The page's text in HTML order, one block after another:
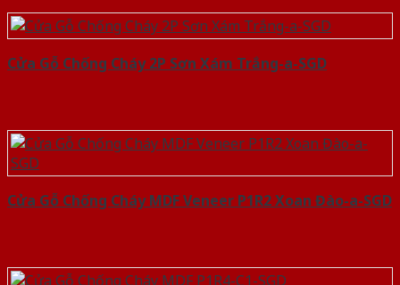
Cửa Gỗ Chống Cháy 2P Sơn Xám Trắng-a-SGD
Cửa Gỗ Chống Cháy MDF Veneer P1R2 Xoan Đào-a-SGD